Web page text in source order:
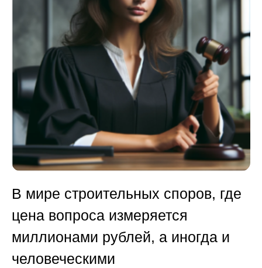
В мире строительных споров, где
цена вопроса измеряется
миллионами рублей, а иногда и
человеческими